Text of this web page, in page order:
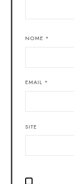
NOME *
EMAIL *
SITE